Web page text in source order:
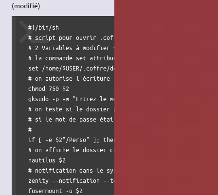
(modifié)
  #!/bin/sh
  # script pour ouvrir .coffre et le fermer facilement
# 2 Variables à modifier = 2 répertoires contenant 1)
  # la commande set attribue les valeurs à $1 et $2
set /home/$USER/.coffre/dossier_crypte_encfs /home/
# on autorise l'écriture sur le dossier déchiffré (voir
  chmod 750 $2
gksudo -p -m "Entrez le mot de passe pour ouvrir
# on teste si le dossier par exemple ici 'Perso' est
# si le mot de passe était faux le dossier montage
  #
  if [ -e $2"/Perso" ]; then
  # on affiche le dossier crypté dans nautilus
  nautilus $2
# notification dans le systray pour masquer le dossier
zenity --notification --text "cliquer ici pour fermer
  fusermount -u $2